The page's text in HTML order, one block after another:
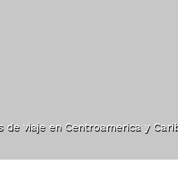
de viaje en Centroamerica y